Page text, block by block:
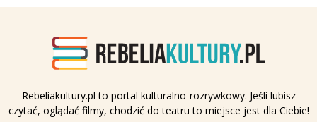
Rebeliakultury.pl to portal kulturalno-rozrywkowy. Jeśli lubisz
czytać, oglądać filmy, chodzić do teatru to miejsce jest dla Ciebie!